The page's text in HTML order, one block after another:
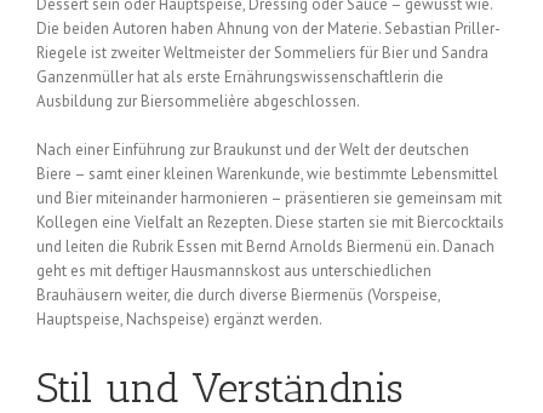
Dessert sein oder Hauptspeise, Dressing oder Sauce – gewusst wie.
Die beiden Autoren haben Ahnung von der Materie. Sebastian Priller-
Riegele ist zweiter Weltmeister der Sommeliers für Bier und Sandra
Ganzenmüller hat als erste Ernährungswissenschaftlerin die
Ausbildung zur Biersommelière abgeschlossen.
Nach einer Einführung zur Braukunst und der Welt der deutschen
Biere – samt einer kleinen Warenkunde, wie bestimmte Lebensmittel
und Bier miteinander harmonieren – präsentieren sie gemeinsam mit
Kollegen eine Vielfalt an Rezepten. Diese starten sie mit Biercocktails
und leiten die Rubrik Essen mit Bernd Arnolds Biermenü ein. Danach
geht es mit deftiger Hausmannskost aus unterschiedlichen
Brauhäusern weiter, die durch diverse Biermenüs (Vorspeise,
Hauptspeise, Nachspeise) ergänzt werden.
Stil und Verständnis